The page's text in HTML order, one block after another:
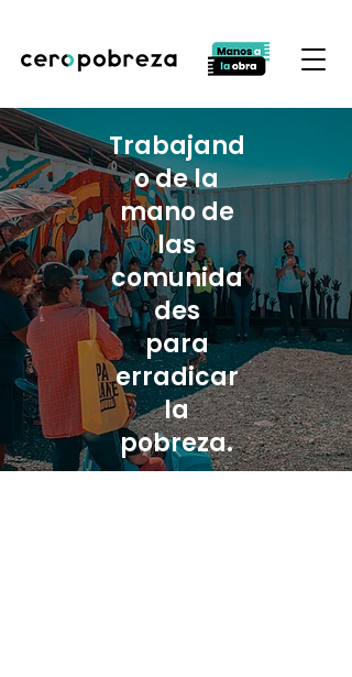
Trabajand
o de la
mano de
las
comunida
des
para
erradicar
la
pobreza.